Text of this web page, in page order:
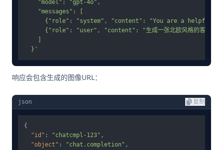
    "model": "gpt-4o",
    "messages": [
{"role": "system", "content": "You are a helpful
{"role": "user", "content": "生成一张北欧风格的客厅设计
  }'
响应会包含生成的图像URL：
json 复制
{
"id" : "chatcmpl-123" ,
"object" : "chat.completion" ,